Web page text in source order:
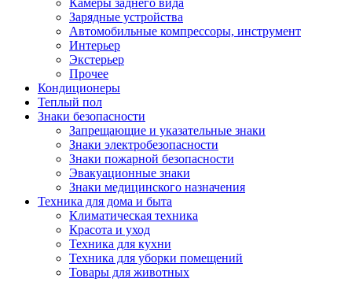
Камеры заднего вида
Зарядные устройства
Автомобильные компрессоры, инструмент
Интерьер
Экстерьер
Прочее
Кондиционеры
Теплый пол
Знаки безопасности
Запрещающие и указательные знаки
Знаки электробезопасности
Знаки пожарной безопасности
Эвакуационные знаки
Знаки медицинского назначения
Техника для дома и быта
Климатическая техника
Красота и уход
Техника для кухни
Техника для уборки помещений
Товары для животных